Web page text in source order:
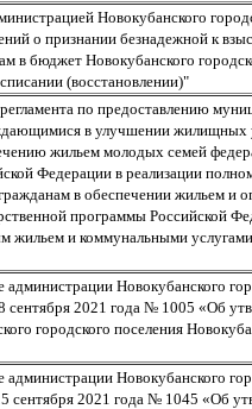
Новокубанского
о признании безнадежной к
в бюджет Новокубанского
(восстановлении)"
по предоставлению
в улучшении жилищных
жильем молодых семей
Федерации в реализации
в обеспечении жильем и
программы Российской
жильем и коммунальными
Новокубанского
сентября 2021 года № 1005 «Об
городского поселения
Новокубанского
сентября 2021 года № 1045 «Об